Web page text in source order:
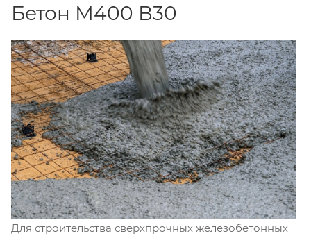
Бетон М400 В30
Для строительства сверхпрочных железобетонных